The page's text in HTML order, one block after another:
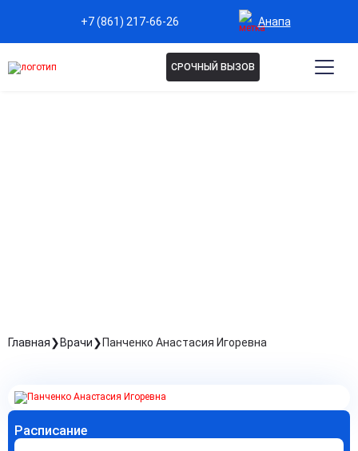
+7 (861) 217-66-26 Анапа
СРОЧНЫЙ ВЫЗОВ
Главная Врачи Панченко Анастасия Игоревна
Расписание